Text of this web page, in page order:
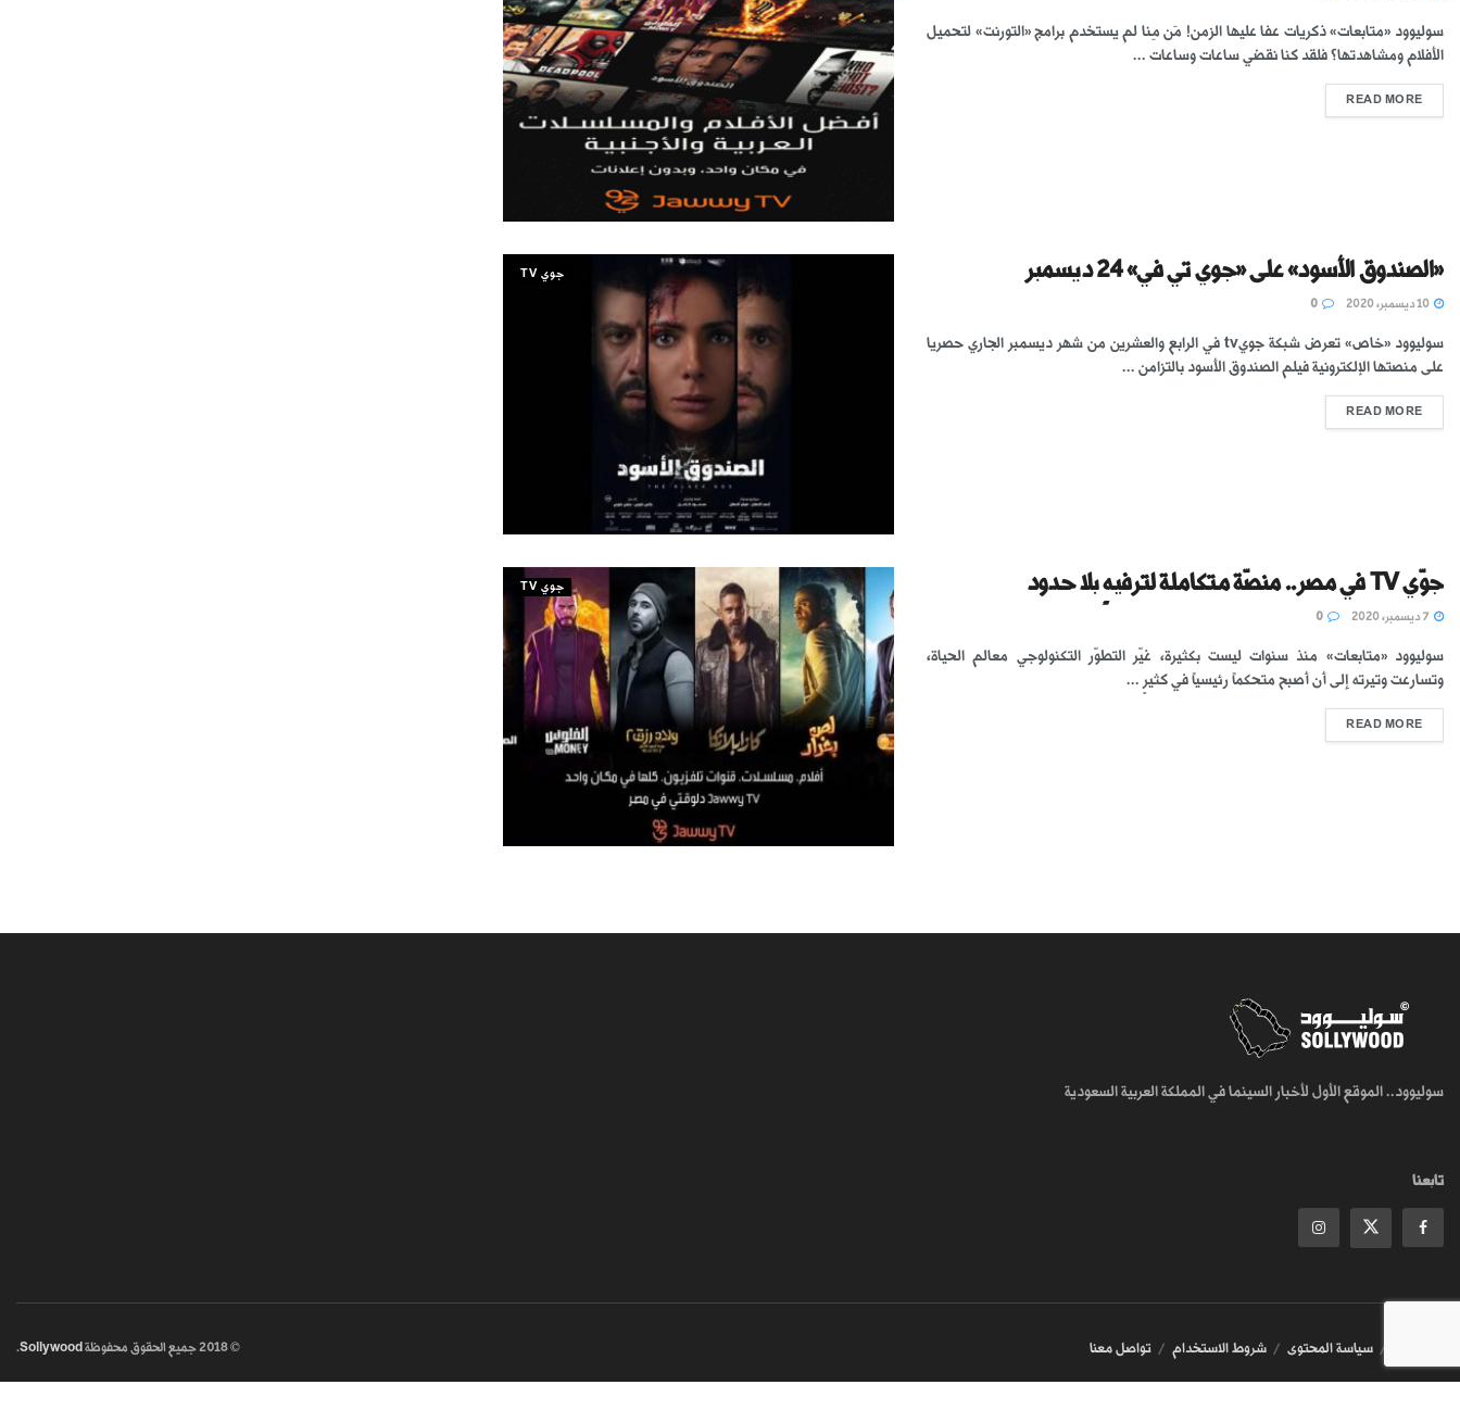
سوليوود «متابعات» ذكريات عفا عليها الزمن! مَن مِنا لم يستخدم برامج «التورنت» لتحميل
الأفلام ومشاهدتها؟ فلقد كنا نقضي ساعات وساعات ...
READ MORE
جوي TV «الصندوق الأسود» على «جوي تي في» 24 ديسمبر
سوليوود «خاص» تعرض شبكة جويtv في الرابع والعشرين من شهر ديسمبر الجاري حصريا
على منصتها الإلكترونية فيلم الصندوق الأسود بالتزامن ...
READ MORE
جوي TV جوّي TV في مصر.. منصّة متكاملة لترفيهٍ بلا حدود
سوليوود «متابعات» منذ سنوات ليست بكثيرة، غيّر التطوّر التكنولوجي معالم الحياة،
وتسارعت وتيرته إلى أن أصبح متحكماً رئيسياً في كثيرٍ ...
READ MORE
سوليوود.. الموقع الأول لأخبار السينما في المملكة العربية السعودية
تابعنا
© 2018 جميع الحقوق محفوظة Sollywood
. سياسة المحتوى شروط الاستخدام تواصل معنا